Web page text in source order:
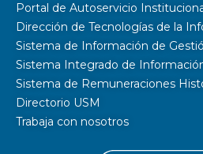
Portal de Autoservicio
Dirección de Tecnologías de la
Sistema de Información de
Sistema Integrado de
Sistema de Remuneraciones
Directorio USM
Trabaja con nosotros